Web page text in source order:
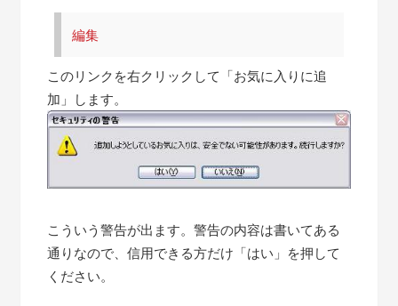
編集
このリンクを右クリックして「お気に入りに追
加」します。
こういう警告が出ます。警告の内容は書いてある
通りなので、信用できる方だけ「はい」を押して
ください。